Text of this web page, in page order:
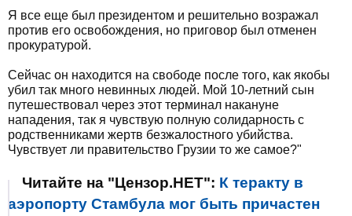
Я все еще был президентом и решительно возражал
против его освобождения, но приговор был отменен
прокуратурой.
Сейчас он находится на свободе после того, как якобы
убил так много невинных людей. Мой 10-летний сын
путешествовал через этот терминал накануне
нападения, так я чувствую полную солидарность с
родственниками жертв безжалостного убийства.
Чувствует ли правительство Грузии то же самое?"
Читайте на "Цензор.НЕТ": К теракту в
аэропорту Стамбула мог быть причастен